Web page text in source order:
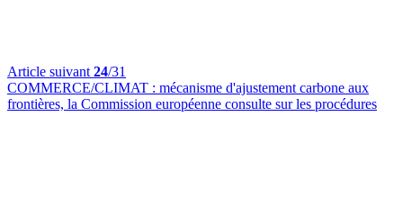
Article suivant 24/31
COMMERCE/CLIMAT : mécanisme d'ajustement carbone aux
frontières, la Commission européenne consulte sur les procédures